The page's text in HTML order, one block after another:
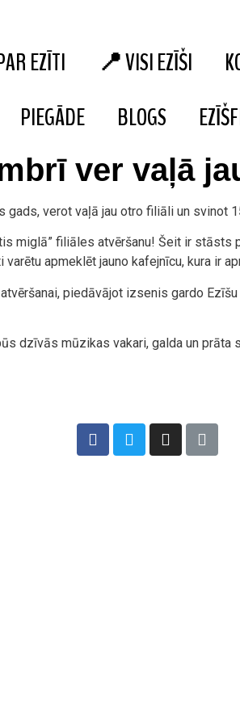
EZĪTI 📍 VISI EZĪŠI
PIEGĀDE
BLOGS
ver vaļā
verot vaļā jau otro filiāli un svinot
miglā” filiāles atvēršanu! Šeit ir
apmeklēt jauno kafejnīcu, kura ir
piedāvājot izsenis gardo
dzīvās mūzikas vakari, galda un